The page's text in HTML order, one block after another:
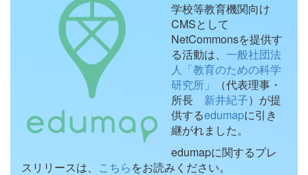
学校等教育機関向け
CMSとして
NetCommonsを提供す
る活動は、 一般社団法
人「教育のための科学
研究所」
（代表理事・
所長 新井紀子）が提
供するedumapに引き
継がれました。
edumapに関するプレ
スリリースは、 こちらをお読みください。